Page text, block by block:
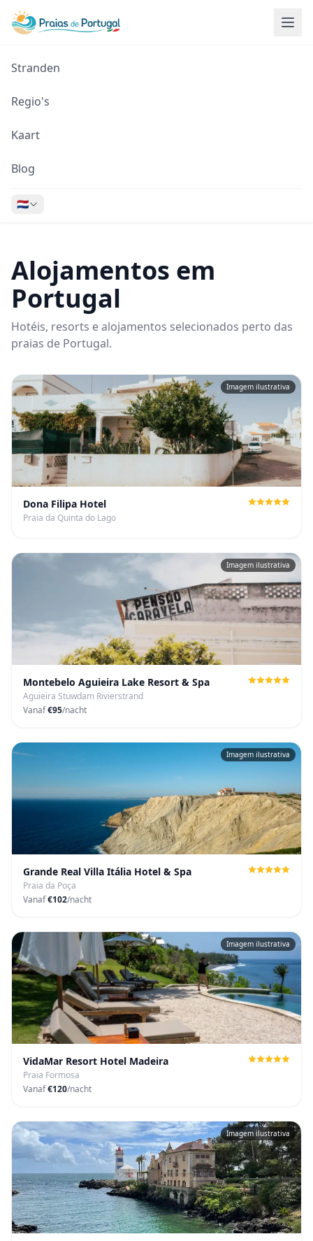
Stranden
Regio's
Kaart
Blog
🇳🇱
Alojamentos em
Portugal
Hotéis, resorts e alojamentos selecionados perto das
praias de Portugal.
Imagem ilustrativa
Dona Filipa Hotel
Praia da Quinta do Lago
Imagem ilustrativa
Montebelo Aguieira Lake Resort & Spa
Aguieira Stuwdam Rivierstrand
Vanaf€95/nacht
Imagem ilustrativa
Grande Real Villa Itália Hotel & Spa
Praia da Poça
Vanaf€102/nacht
Imagem ilustrativa
VidaMar Resort Hotel Madeira
Praia Formosa
Vanaf€120/nacht
Imagem ilustrativa